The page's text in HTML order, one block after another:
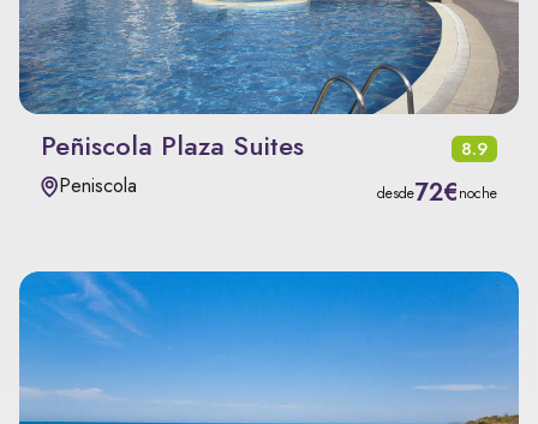
Peñiscola Plaza Suites 8.9
Peniscola desde72€noche